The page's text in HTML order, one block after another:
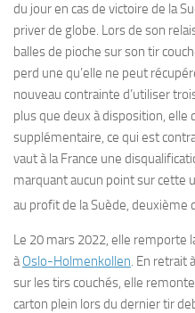
du jour en cas de victoire de la
priver de globe. Lors de son
balles de pioche sur son tir
perd une qu’elle ne peut
nouveau contrainte d’utiliser
plus que deux à disposition, elle
supplémentaire, ce qui est
vaut à la France une
marquant aucun point sur cette
au profit de la Suède, deuxième
Le 20 mars 2022, elle remporte
àOslo-Holmenkollen. En retrait
sur les tirs couchés, elle
carton plein lors du dernier tir